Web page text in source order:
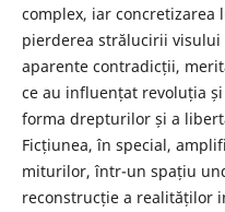
complex, iar concretizarea
pierderea strălucirii
aparente contradicții,
ce au influențat revoluția
forma drepturilor și a
Ficțiunea, în special,
miturilor, într-un spațiu
reconstrucție a realităților